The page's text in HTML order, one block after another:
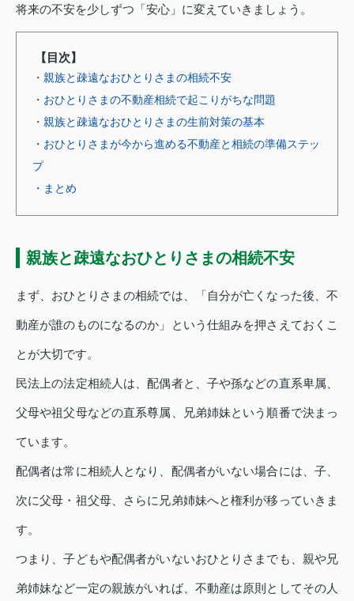
将来の不安を少しずつ「安心」に変えていきましょう。
【目次】
・親族と疎遠なおひとりさまの相続不安
・おひとりさまの不動産相続で起こりがちな問題
・親族と疎遠なおひとりさまの生前対策の基本
・おひとりさまが今から進める不動産と相続の準備ステッ
プ
・まとめ
親族と疎遠なおひとりさまの相続不安
まず、おひとりさまの相続では、「自分が亡くなった後、不
動産が誰のものになるのか」という仕組みを押さえておくこ
とが大切です。
民法上の法定相続人は、配偶者と、子や孫などの直系卑属、
父母や祖父母などの直系尊属、兄弟姉妹という順番で決まっ
ています。
配偶者は常に相続人となり、配偶者がいない場合には、子、
次に父母・祖父母、さらに兄弟姉妹へと権利が移っていきま
す。
つまり、子どもや配偶者がいないおひとりさまでも、親や兄
弟姉妹など一定の親族がいれば、不動産は原則としてその人